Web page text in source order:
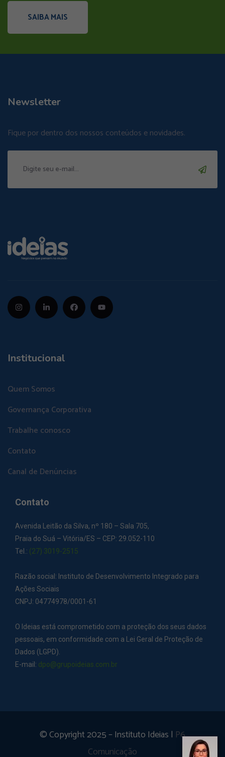
SAIBA MAIS
Newsletter
Fique por dentro dos nossos conteúdos e novidades.
Institucional
Quem Somos
Governança Corporativa
Trabalhe conosco
Contato
Canal de Denúncias
Contato
Avenida Leitão da Silva, nº 180 – Sala 705,
Praia do Suá – Vitória/ES – CEP: 29.052-110
Tel.: (27) 3019-2515
Razão social: Instituto de Desenvolvimento Integrado para
Ações Sociais
CNPJ: 04774978/0001-61
O Ideias está comprometido com a proteção dos seus dados
pessoais, em conformidade com a Lei Geral de Proteção de
Dados (LGPD).
E-mail: dpo@grupoideias.com.br
© Copyright 2025 – Instituto Ideias | P6
Comunicação